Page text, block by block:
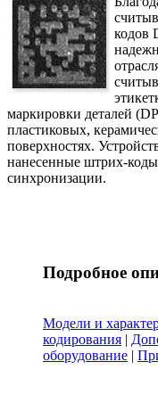
кодов
маркировки деталей
пластиковых,
поверхностях.
нанесенные штрих-
синхронизации.
Подробное
Модели и
кодирования |
оборудование |